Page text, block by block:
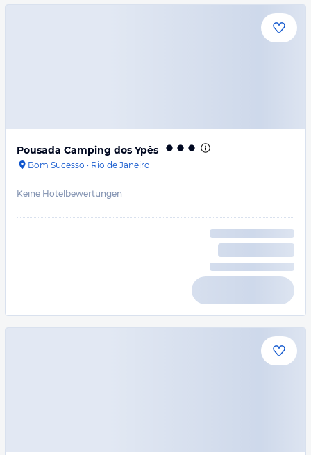
Pousada Camping dos Ypês
Bom Sucesso · Rio de Janeiro
Keine Hotelbewertungen